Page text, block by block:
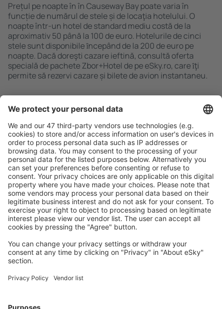
Prețul pe noapte în în Causeway Bay poate varia în
funcție de numărul de stele și de locaţia hotelului. O
noapte într-un hotel de standard mediu costă de la
aproximativ 50 până la 100 de euro. Hotelurile de cinci
stele sunt disponibile ȋncepând de la 200 de euro pe
noapte. Dacă doreşti cazare ieftină, consultă oferta
specială de pachete Zbor+Hotel de pe eSky.ro, care ȋţi
permite să rezervi cazare și bilete de avion instantaneu.
Caută rapid şi uşor
Ofertă adaptată aşteptărilor tale.
Planifică ȋn siguranţă
Rezervare fără griji cu opțiune gratuită de anulare.
Economiseşte mai mult
Prețuri atractive și oferte speciale pentru utilizatorii
conectați.
Cazarea preferată
apartamente și altele.